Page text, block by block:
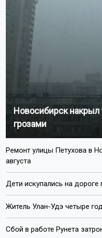
Новосибирск
грозами
Ремонт улицы Петухова в
августа
Дети искупались на
Житель Улан-Удэ четыре
Сбой в работе Рунета